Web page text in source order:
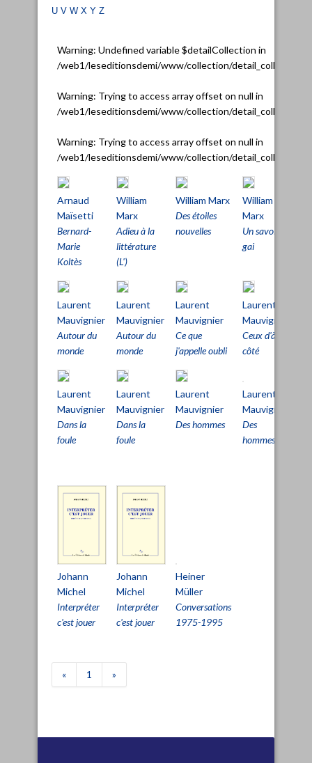
uvwx yz
Warning: Undefined variable $detailCollection in
/web1/leseditionsdemi/www/collection/
Warning: Trying to access array offset on null in
/web1/leseditionsdemi/www/collection/
Warning: Trying to access array offset on null in
/web1/leseditionsdemi/www/collection/
Arnaud
Maïsetti
Bernard-
Marie
Koltès
William
Marx
Adieu à la
littérature
(L')
William Marx
Des étoiles
nouvelles
William
Marx
Un savoir
gai
Laurent
Mauvignier
Autour du
monde
Laurent
Mauvignier
Autour du
monde
Laurent
Mauvignier
Ce que
j'appelle oubli
Laurent
Mauvignier
Ceux d'à
côté
Laurent
Mauvignier
Dans la
foule
Laurent
Mauvignier
Dans la
foule
Laurent
Mauvignier
Des hommes
Laurent
Mauvignier
Des
hommes
Johann
Michel
Interpréter
c'est jouer
Johann
Michel
Interpréter
c'est jouer
Heiner
Müller
Conversations
1975-1995
« 1 »